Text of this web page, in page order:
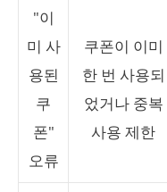
"이
미 사
용된
쿠
폰"
오류
쿠폰이 이미
한 번 사용되
었거나 중복
사용 제한